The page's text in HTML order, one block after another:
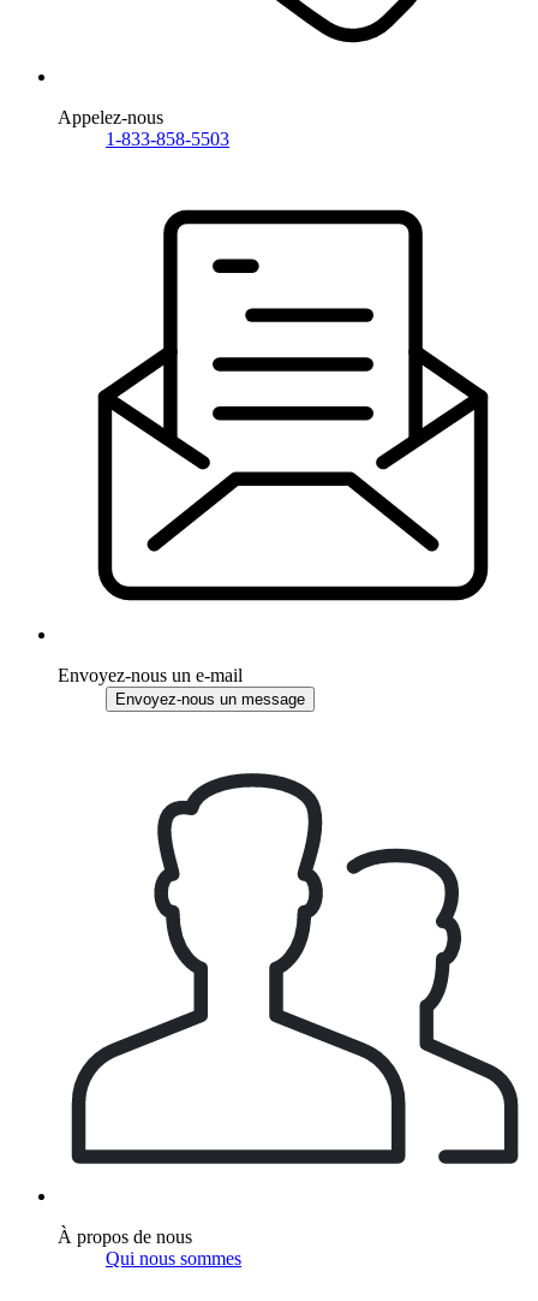
Appelez-nous
1-833-858-5503
Envoyez-nous un e-mail
Envoyez-nous un message
À propos de nous
Qui nous sommes